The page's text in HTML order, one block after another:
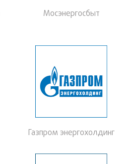
Мосэнергосбыт
Газпром энергохолдинг